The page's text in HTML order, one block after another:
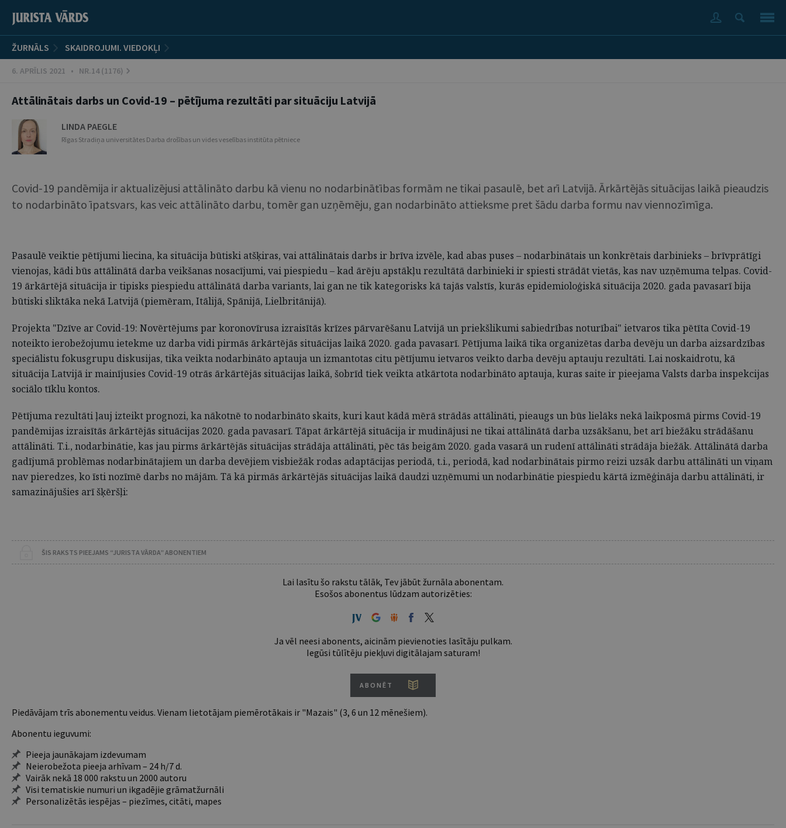
ŽURNĀLS SKAIDROJUMI. VIEDOKĻI
6. APRĪLIS 2021 • NR.14 (1176)
Attālinātais darbs un Covid-19 – pētījuma rezultāti par situāciju Latvijā
LINDA PAEGLE
Rīgas Stradiņa universitātes Darba drošības un vides veselības institūta pētniece
Covid-19 pandēmija ir aktualizējusi attālināto darbu kā vienu no nodarbinātības formām ne tikai pasaulē, bet arī Latvijā. Ārkārtējās situācijas laikā pieaudzis
to nodarbināto īpatsvars, kas veic attālināto darbu, tomēr gan uzņēmēju, gan nodarbināto attieksme pret šādu darba formu nav viennozīmīga.
Pasaulē veiktie pētījumi liecina, ka situācija būtiski atšķiras, vai attālinātais darbs ir brīva izvēle, kad abas puses – nodarbinātais un konkrētais darbinieks – brīvprātīgi
vienojas, kādi būs attālinātā darba veikšanas nosacījumi, vai piespiedu – kad ārēju apstākļu rezultātā darbinieki ir spiesti strādāt vietās, kas nav uzņēmuma telpas. Covid-
19 ārkārtējā situācija ir tipisks piespiedu attālinātā darba variants, lai gan ne tik kategorisks kā tajās valstīs, kurās epidemioloģiskā situācija 2020. gada pavasarī bija
būtiski sliktāka nekā Latvijā (piemēram, Itālijā, Spānijā, Lielbritānijā).
Projekta "Dzīve ar Covid-19: Novērtējums par koronovīrusa izraisītās krīzes pārvarēšanu Latvijā un priekšlikumi sabiedrības noturībai" ietvaros tika pētīta Covid-19
noteikto ierobežojumu ietekme uz darba vidi pirmās ārkārtējās situācijas laikā 2020. gada pavasarī. Pētījuma laikā tika organizētas darba devēju un darba aizsardzības
speciālistu fokusgrupu diskusijas, tika veikta nodarbināto aptauja un izmantotas citu pētījumu ietvaros veikto darba devēju aptauju rezultāti. Lai noskaidrotu, kā
situācija Latvijā ir mainījusies Covid-19 otrās ārkārtējās situācijas laikā, šobrīd tiek veikta atkārtota nodarbināto aptauja, kuras saite ir pieejama Valsts darba inspekcijas
sociālo tīklu kontos.
Pētījuma rezultāti ļauj izteikt prognozi, ka nākotnē to nodarbināto skaits, kuri kaut kādā mērā strādās attālināti, pieaugs un būs lielāks nekā laikposmā pirms Covid-19
pandēmijas izraisītās ārkārtējās situācijas 2020. gada pavasarī. Tāpat ārkārtējā situācija ir mudinājusi ne tikai attālinātā darba uzsākšanu, bet arī biežāku strādāšanu
attālināti. T.i., nodarbinātie, kas jau pirms ārkārtējās situācijas strādāja attālināti, pēc tās beigām 2020. gada vasarā un rudenī attālināti strādāja biežāk. Attālinātā darba
gadījumā problēmas nodarbinātajiem un darba devējiem visbiežāk rodas adaptācijas periodā, t.i., periodā, kad nodarbinātais pirmo reizi uzsāk darbu attālināti un viņam
nav pieredzes, ko īsti nozīmē darbs no mājām. Tā kā pirmās ārkārtējās situācijas laikā daudzi uzņēmumi un nodarbinātie piespiedu kārtā izmēģināja darbu attālināti, ir
samazinājušies arī šķēršļi:
ŠIS RAKSTS PIEEJAMS “JURISTA VĀRDA” ABONENTIEM
Lai lasītu šo rakstu tālāk, Tev jābūt žurnāla abonentam.
Esošos abonentus lūdzam autorizēties:
Ja vēl neesi abonents, aicinām pievienoties lasītāju pulkam.
Iegūsi tūlītēju piekļuvi digitālajam saturam!
ABONĒT
Piedāvājam trīs abonementu veidus. Vienam lietotājam piemērotākais ir "Mazais" (3, 6 un 12 mēnešiem).
Abonentu ieguvumi:
Pieeja jaunākajam izdevumam
Neierobežota pieeja arhīvam – 24 h/7 d.
Vairāk nekā 18 000 rakstu un 2000 autoru
Visi tematiskie numuri un ikgadējie grāmatžurnāli
Personalizētās iespējas – piezīmes, citāti, mapes